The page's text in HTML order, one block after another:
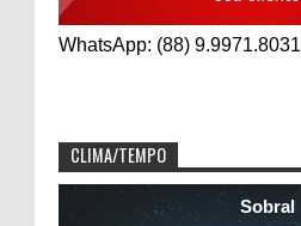
WhatsApp: (88) 9.9971.8031
CLIMA/TEMPO
Sobral